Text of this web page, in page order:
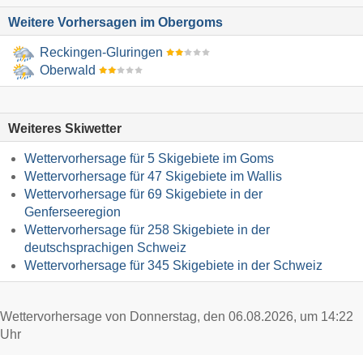
Weitere Vorhersagen im Obergoms
Reckingen-Gluringen
Oberwald
Weiteres Skiwetter
Wettervorhersage für 5 Skigebiete im Goms
Wettervorhersage für 47 Skigebiete im Wallis
Wettervorhersage für 69 Skigebiete in der
Genferseeregion
Wettervorhersage für 258 Skigebiete in der
deutschsprachigen Schweiz
Wettervorhersage für 345 Skigebiete in der Schweiz
Wettervorhersage von Donnerstag, den 06.08.2026, um 14:22
Uhr